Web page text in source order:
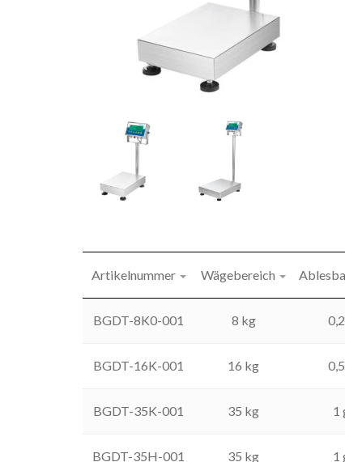
Artikelnummer Wägebereich
BGDT-8K0-001 8 kg
BGDT-16K-001 16 kg
BGDT-35K-001 35 kg 1
BGDT-35H-001 35 kg 1